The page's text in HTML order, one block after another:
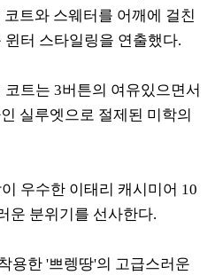
트와 스웨터를 어깨에 걸친
터 스타일링을 연출했다.
트는 3버튼의 여유있으면서
실루엣으로 절제된 미학의
우수한 이태리 캐시미어 10
운 분위기를 선사한다.
용한 '쁘렝땅'의 고급스러운